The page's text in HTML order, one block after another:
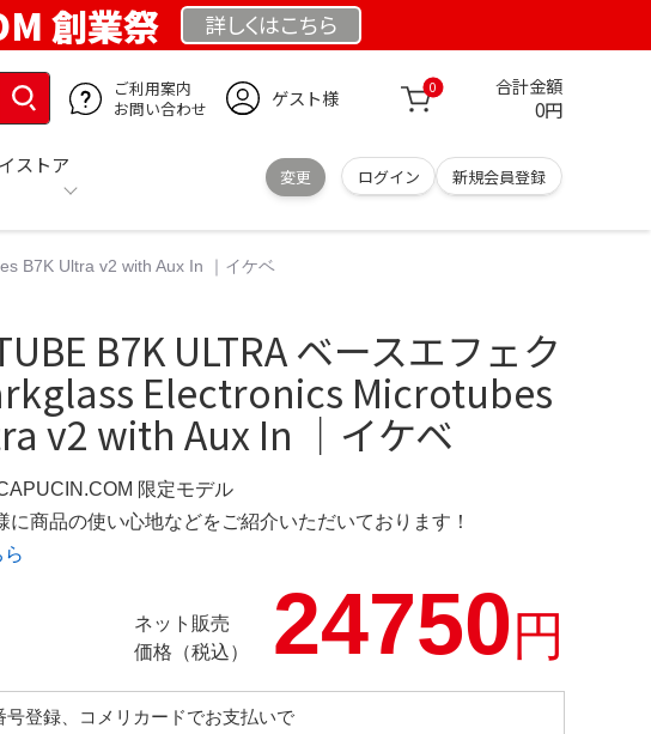
創業祭 詳しくはこちら
ご利用案内
お問い合わせ
ゲスト様 0 合計金額
0円
ストア
変更 ログイン 新規会員登録
B7K Ultra v2 with Aux In ｜イケベ
B7K ULTRA ベースエフェク
Electronics Microtubes
v2 with Aux In ｜イケベ
限定モデル
に商品の使い心地などをご紹介いただいております！
ネット販売
価格（税込）
24750円
号登録、コメリカードでお支払いで